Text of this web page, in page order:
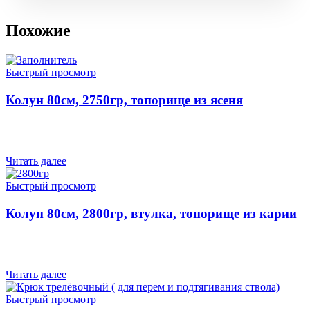
Похожие
Быстрый просмотр
Колун 80см, 2750гр, топорище из ясеня
Читать далее
Быстрый просмотр
Колун 80см, 2800гр, втулка, топорище из карии
Читать далее
Быстрый просмотр